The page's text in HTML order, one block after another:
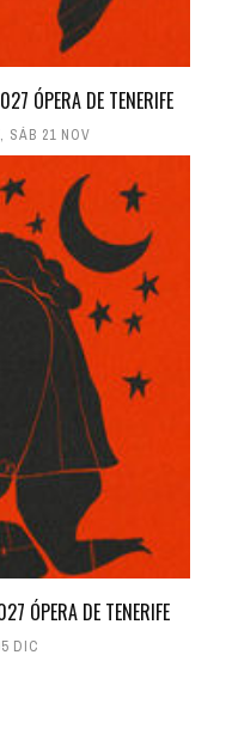
ÓPERA DE TENERIFE
, SÁB 21 NOV
ÓPERA DE TENERIFE
DIC